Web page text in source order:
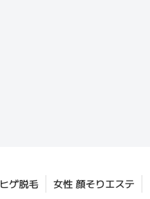
ヒゲ脱毛 女性 顔そりエステ